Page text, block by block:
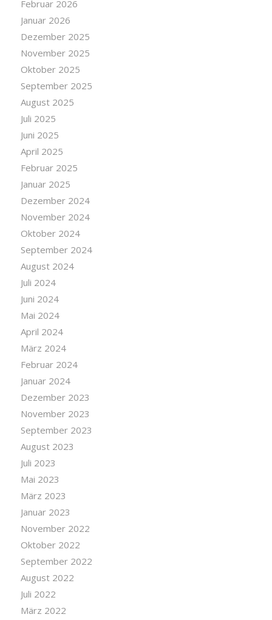
Februar 2026
Januar 2026
Dezember 2025
November 2025
Oktober 2025
September 2025
August 2025
Juli 2025
Juni 2025
April 2025
Februar 2025
Januar 2025
Dezember 2024
November 2024
Oktober 2024
September 2024
August 2024
Juli 2024
Juni 2024
Mai 2024
April 2024
März 2024
Februar 2024
Januar 2024
Dezember 2023
November 2023
September 2023
August 2023
Juli 2023
Mai 2023
März 2023
Januar 2023
November 2022
Oktober 2022
September 2022
August 2022
Juli 2022
März 2022